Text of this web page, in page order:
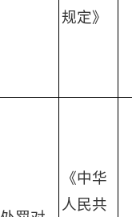
规定》
《中华
人民共